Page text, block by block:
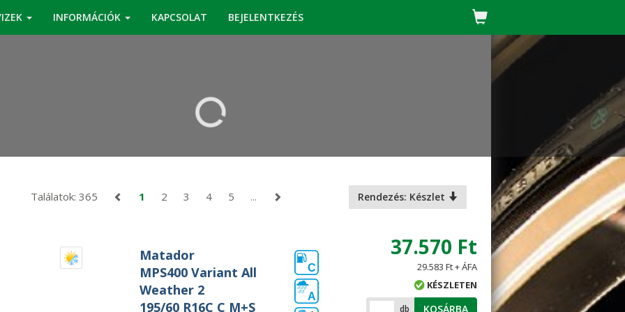
INFORMÁCIÓK KAPCSOLAT BEJELENTKEZÉS
KERESÉS
Találatok: 365 1 2 3 4 5 ... Rendezés: Készlet
Matador
MPS400 Variant All
Weather 2
195/60 R16C C M+S
C
A
37.570 Ft
29.583 Ft + ÁFA
KÉSZLETEN
db KOSÁRBA